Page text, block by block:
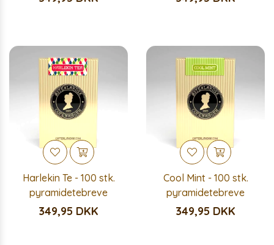
Harlekin Te - 100 stk.
pyramidetebreve
349,95 DKK
Cool Mint - 100 stk.
pyramidetebreve
349,95 DKK